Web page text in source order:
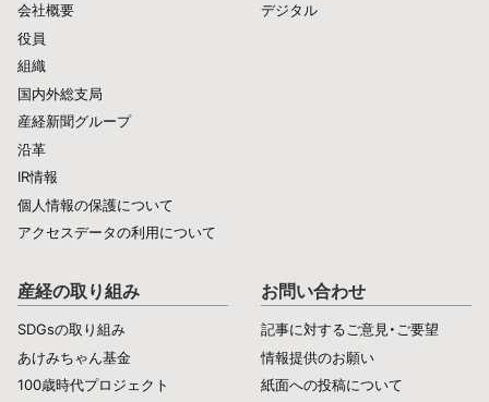
会社概要
役員
組織
国内外総支局
産経新聞グループ
沿革
IR情報
個人情報の保護について
アクセスデータの利用について
デジタル
産経の取り組み
SDGsの取り組み
あけみちゃん基金
100歳時代プロジェクト
お問い合わせ
記事に対するご意見・ご要望
情報提供のお願い
紙面への投稿について